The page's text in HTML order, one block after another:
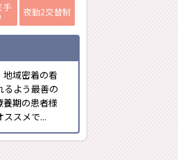
手
夜勤2交替制
域密着の看
よう最善の
養期の患者様
スメで...